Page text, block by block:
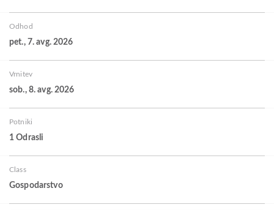
Odhod
pet., 7. avg. 2026
Vrnitev
sob., 8. avg. 2026
Potniki
1 Odrasli
Class
Gospodarstvo